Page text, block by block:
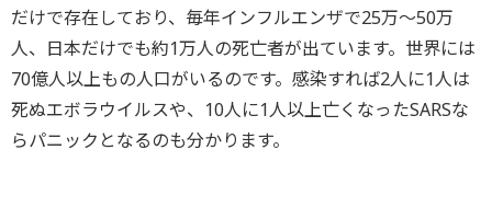
だけで存在しており、毎年インフルエンザで25万～50万
人、日本だけでも約1万人の死亡者が出ています。世界には
70億人以上もの人口がいるのです。感染すれば2人に1人は
死ぬエボラウイルスや、10人に1人以上亡くなったSARSな
らパニックとなるのも分かります。